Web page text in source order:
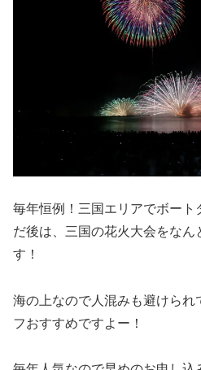
毎年恒例！三国エリアでボート
だ後は、三国の花火大会をなん
す！
海の上なので人混みも避けられ
フおすすめですよー！